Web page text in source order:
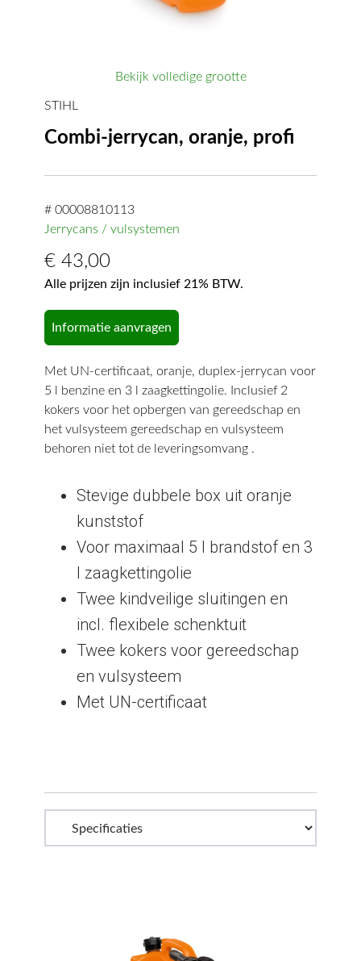
Bekijk volledige grootte
STIHL
Combi-jerrycan, oranje, profi
# 00008810113
Jerrycans / vulsystemen
€ 43,00
Alle prijzen zijn inclusief 21% BTW.
Informatie aanvragen
Met UN-certificaat, oranje, duplex-jerrycan voor
5 l benzine en 3 l zaagkettingolie. Inclusief 2
kokers voor het opbergen van gereedschap en
het vulsysteem gereedschap en vulsysteem
behoren niet tot de leveringsomvang .
Stevige dubbele box uit oranje
kunststof
Voor maximaal 5 l brandstof en 3
l zaagkettingolie
Twee kindveilige sluitingen en
incl. flexibele schenktuit
Twee kokers voor gereedschap
en vulsysteem
Met UN-certificaat